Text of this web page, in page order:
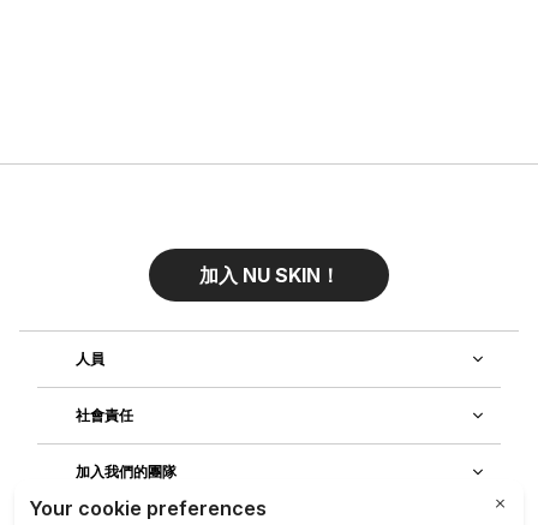
加入 NU SKIN！
人員
社會責任
加入我們的團隊